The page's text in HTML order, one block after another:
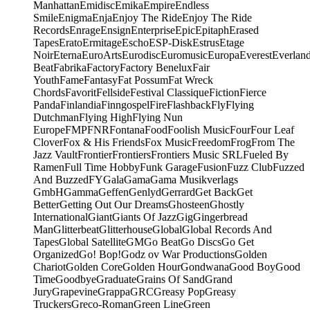
ManhattanEmidiscEmikaEmpireEndless
SmileEnigmaEnjaEnjoy The RideEnjoy The Ride
RecordsEnrageEnsignEnterpriseEpicEpitaphErased
TapesEratoErmitageEschoESP-DiskEstrusEtage
NoirEternaEuroArtsEurodiscEuromusicEuropaEverest
BeatFabrikaFactoryFactory BeneluxFair
YouthFameFantasyFat PossumFat Wreck
ChordsFavoritFellsideFestival ClassiqueFictionFierce
PandaFinlandiaFinngospelFireFlashbackFlyFlying
DutchmanFlying HighFlying Nun
EuropeFMPFNRFontanaFoodFoolish MusicFourFour Leaf
CloverFox & His FriendsFox MusicFreedomFrogFrom The
Jazz VaultFrontierFrontiersFrontiers Music SRLFueled By
RamenFull Time HobbyFunk GarageFusionFuzz ClubFuzzed
And BuzzedFYGalaGamaGama Musikverlags
GmbHGammaGeffenGenlydGerrardGet BackGet
BetterGetting Out Our DreamsGhosteenGhostly
InternationalGiantGiants Of JazzGigGingerbread
ManGlitterbeatGlitterhouseGlobalGlobal Records And
TapesGlobal SatelliteGMGo BeatGo DiscsGo Get
OrganizedGo! Bop!Godz ov War ProductionsGolden
ChariotGolden CoreGolden HourGondwanaGood BoyGood
TimeGoodbyeGraduateGrains Of SandGrand
JuryGrapevineGrappaGRCGreasy PopGreasy
TruckersGreco-RomanGreen LineGreen